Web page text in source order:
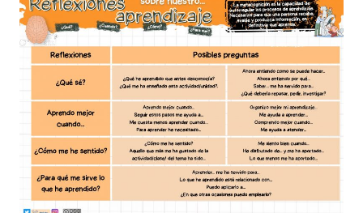
A
EQUIVOCARSE
EN